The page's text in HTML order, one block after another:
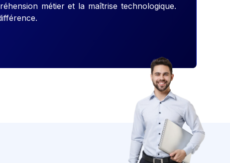
métier et la maîtrise technologique.